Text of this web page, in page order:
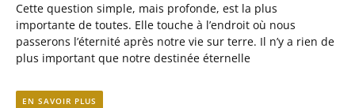
Cette question simple, mais profonde, est la plus
importante de toutes. Elle touche à l’endroit où nous
passerons l’éternité après notre vie sur terre. Il n’y a rien de
plus important que notre destinée éternelle
EN SAVOIR PLUS